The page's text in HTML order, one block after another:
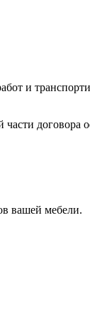
и
договора
вашей мебели.